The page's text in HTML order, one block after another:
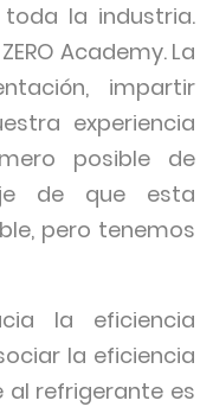
la industria.
Academy. La
impartir
experiencia
posible de
de que esta
pero tenemos
la eficiencia
la eficiencia
refrigerante es